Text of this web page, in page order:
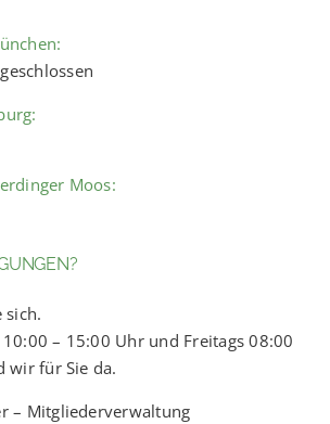
Moos:
sich.
– 15:00 Uhr und Freitags 08:00
wir für Sie da.
– Mitgliederverwaltung